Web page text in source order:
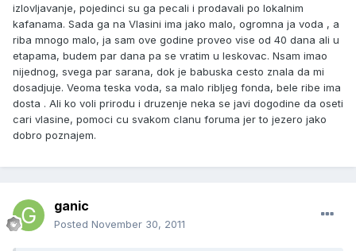
izlovljavanje, pojedinci su ga pecali i prodavali po lokalnim
kafanama. Sada ga na Vlasini ima jako malo, ogromna ja voda , a
riba mnogo malo, ja sam ove godine proveo vise od 40 dana ali u
etapama, budem par dana pa se vratim u leskovac. Nsam imao
nijednog, svega par sarana, dok je babuska cesto znala da mi
dosadjuje. Veoma teska voda, sa malo ribljeg fonda, bele ribe ima
dosta . Ali ko voli prirodu i druzenje neka se javi dogodine da oseti
cari vlasine, pomoci cu svakom clanu foruma jer to jezero jako
dobro poznajem.
ganic
Posted November 30, 2011